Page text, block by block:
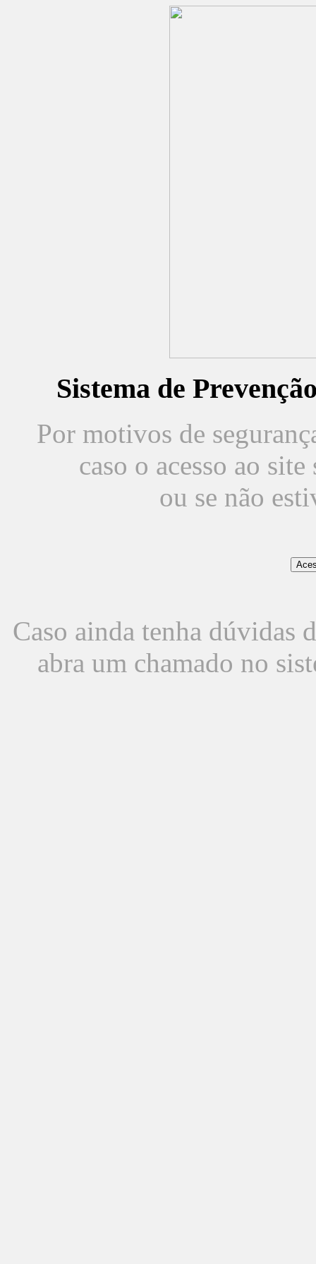
Sistema de
Por motivos de
caso o acesso ao
ou se não
Caso ainda tenha dúvidas
abra um chamado no